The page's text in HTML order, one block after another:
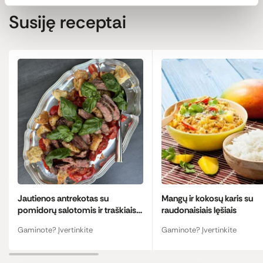
Susiję receptai
Jautienos antrekotas su
pomidorų salotomis ir traškiais
Gaminote? Įvertinkite
Mangų ir kokosų karis su
raudonaisiais lęšiais
Gaminote? Įvertinkite